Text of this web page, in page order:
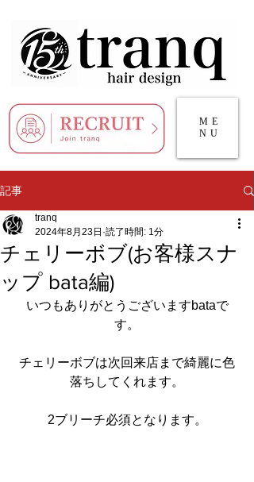
ME
NU
記事
チェリーボブ(お客様スナ
ップ bata編)
tranq
2024年8月23日 読了時間: 1分
いつもありがとうございますbataで
す。
チェリーボブは次回来店まで綺麗に色
落ちしてくれます。
2ブリーチ必須となります。